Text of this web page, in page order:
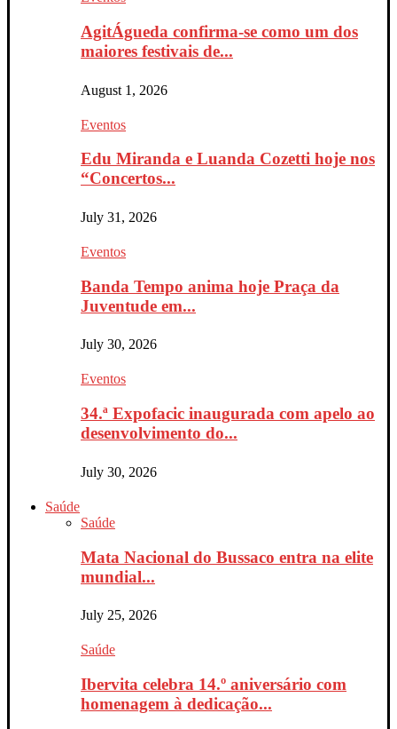
AgitÁgueda confirma-se como um dos
maiores festivais de...
August 1, 2026
Eventos
Edu Miranda e Luanda Cozetti hoje nos
“Concertos...
July 31, 2026
Eventos
Banda Tempo anima hoje Praça da
Juventude em...
July 30, 2026
Eventos
34.ª Expofacic inaugurada com apelo ao
desenvolvimento do...
July 30, 2026
Saúde
Saúde
Mata Nacional do Bussaco entra na elite
mundial...
July 25, 2026
Saúde
Ibervita celebra 14.º aniversário com
homenagem à dedicação...